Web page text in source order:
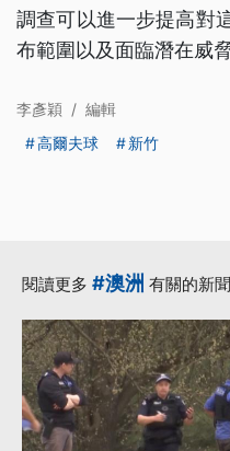
調查可以進一步提高對
布範圍以及面臨潛在威
李彥穎 / 編輯
高爾夫球
新竹
閱讀更多 #澳洲 有關的新聞